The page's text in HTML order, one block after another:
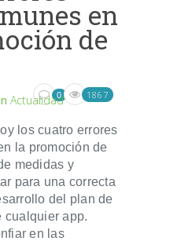
en
de
Actualidad
0 1867
los cuatro errores
la promoción de
medidas y
para una correcta
del plan de
cualquier app.
en las